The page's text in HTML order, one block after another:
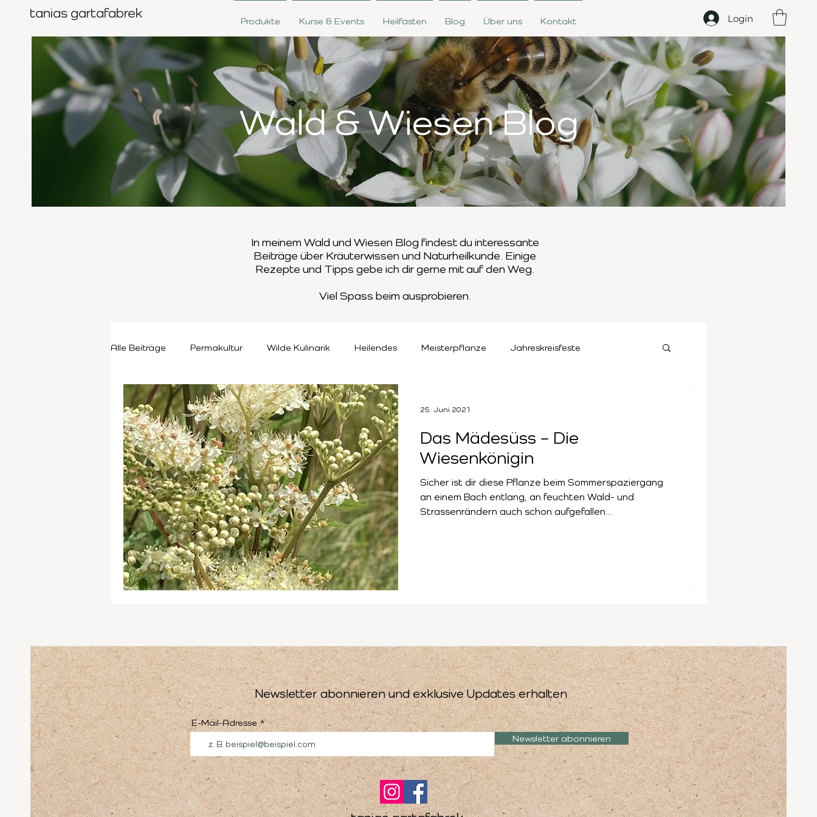
tanias gartafabrek Login
Produkte Kurse & Events Heilfasten Blog Über uns Kontakt
Wald & Wiesen Blog
In meinem Wald und Wiesen Blog findest du interessante
Beiträge über Kräuterwissen und Naturheilkunde. Einige
Rezepte und Tipps gebe ich dir gerne mit auf den Weg.
Viel Spass beim ausprobieren.
Alle Beiträge Permakultur Wilde Kulinarik Heilendes Meisterpflanze Jahreskreisfeste
Das Mädesüss – Die
Wiesenkönigin
Sicher ist dir diese Pflanze beim Sommerspaziergang
an einem Bach entlang, an feuchten Wald- und
Strassenrändern auch schon aufgefallen....
25. Juni 2021
Newsletter abonnieren und exklusive Updates erhalten
E-Mail-Adresse
Newsletter abonnieren